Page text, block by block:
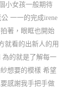
小女孩一般期待
一一的完成irene
著，眼眶也開始
就看的出新人的用
為的就是了解每一
想要的模樣 希望
感謝我手把手做